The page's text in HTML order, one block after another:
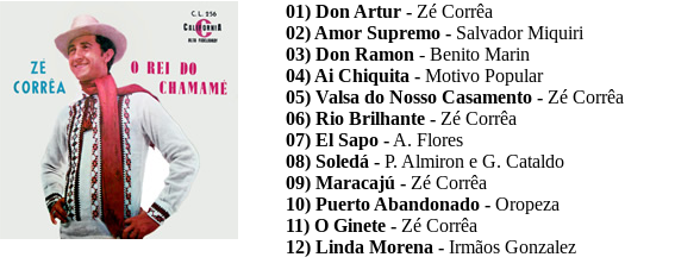
01) Don Artur - Zé Corrêa
02) Amor Supremo - Salvador Miquiri
03) Don Ramon - Benito Marin
04) Ai Chiquita - Motivo Popular
05) Valsa do Nosso Casamento - Zé Corrêa
06) Rio Brilhante - Zé Corrêa
07) El Sapo - A. Flores
08) Soledá - P. Almiron e G. Cataldo
09) Maracajú - Zé Corrêa
10) Puerto Abandonado - Oropeza
11) O Ginete - Zé Corrêa
12) Linda Morena - Irmãos Gonzalez